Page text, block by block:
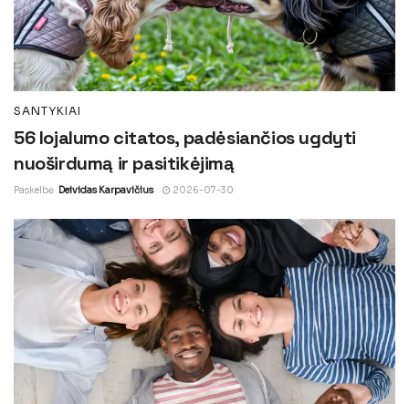
SANTYKIAI
56 lojalumo citatos, padėsiančios ugdyti
nuoširdumą ir pasitikėjimą
Paskelbė Deividas Karpavičius 2026-07-30